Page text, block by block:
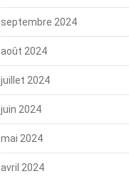
septembre 2024
août 2024
juillet 2024
juin 2024
mai 2024
avril 2024